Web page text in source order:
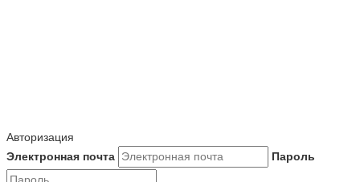
Авторизация
Электронная почта
Пароль